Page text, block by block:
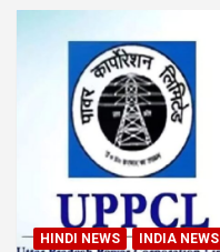
HINDI NEWS INDIA NEWS